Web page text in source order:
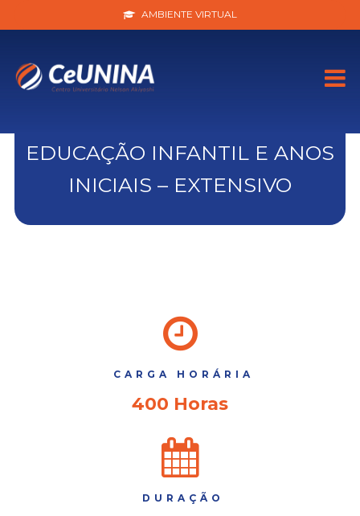
AMBIENTE VIRTUAL
EDUCAÇÃO INFANTIL E ANOS
INICIAIS – EXTENSIVO
CARGA HORÁRIA
400 Horas
DURAÇÃO